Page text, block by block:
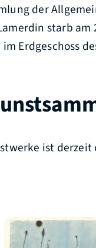
der
starb am
Erdgeschoss
ist